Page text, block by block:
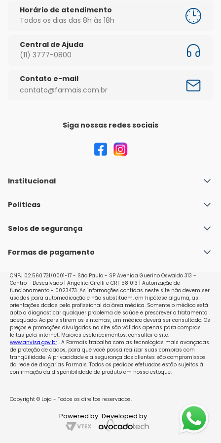
Horário de atendimento
Todos os dias das 8h às 18h
Central de Ajuda
(11) 3777-0800
Contato e-mail
contato@farmais.com.br
Siga nossas redes sociais
Institucional
Quem Somos
Nossas lojas
Políticas
Política de Envio
Políticas de Trocas e Devoluções
Selos de segurança
Formas de pagamento
CNPJ 02.560.731/0001-17 - São Paulo - SP Avenida Guerino Oswaldo 313 -
Centro - Descalvado | Angelita Cirelli e CRF 58 013 | Autorização de
funcionamento - 0023473. As informações contidas neste site não devem ser
usadas para automedicação e não substituem, em hipótese alguma, as
orientações dadas pelo profissional da área médica. Somente o médico está
apto a diagnosticar qualquer problema de saúde e prescrever o tratamento
adequado. Ao persistirem os sintomas, um médico deverá ser consultado. Os
preços e promoções divulgados no site são válidos apenas para compras
feitas pela internet. Maiores esclarecimentos, consultar o site:
www.anvisa.gov.br. A Farmais trabalha com as tecnologias mais avançadas
de proteção de dados, para que você possa realizar suas compras com
tranqüilidade. A privacidade e a segurança dos clientes são compromissos
da rede de drogarias Farmais. Todos os pedidos efetuados estão sujeitos à
confirmação da disponibilidade de produto em nosso estoque.
Copyright © Loja - Todos os direitos reservados.
Powered by Developed by